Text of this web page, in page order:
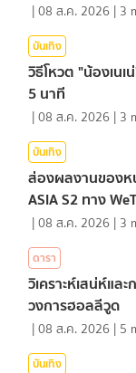
|08 ส.ค. 2026 | 3
บันเทิง
วิธีโหวต "น้องเนเ
5 นาที
|08 ส.ค. 2026 | 3
บันเทิง
ส่องผลงานของห
ASIA S2 ทาง
|08 ส.ค. 2026 | 3
ดารา
วิเคราะห์เสน่ห์แล
วงการฮอลลีวูด
|08 ส.ค. 2026 | 5
บันเทิง